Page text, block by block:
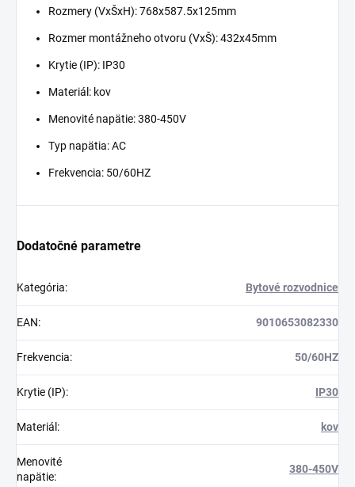
Rozmery (VxŠxH): 768x587.5x125mm
Rozmer montážneho otvoru (VxŠ): 432x45mm
Krytie (IP): IP30
Materiál: kov
Menovité napätie: 380-450V
Typ napätia: AC
Frekvencia: 50/60HZ
Dodatočné parametre
Kategória: Bytové rozvodnice
EAN: 9010653082330
Frekvencia: 50/60HZ
Krytie (IP): IP30
Materiál : kov
Menovité
napätie:
380-450V